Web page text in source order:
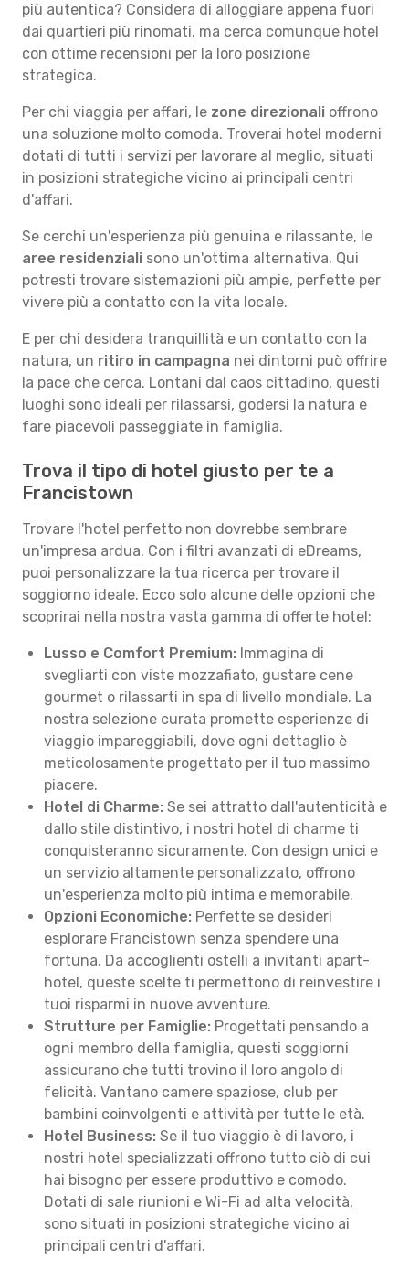
più autentica? Considera di alloggiare appena fuori
dai quartieri più rinomati, ma cerca comunque hotel
con ottime recensioni per la loro posizione
strategica.
Per chi viaggia per affari, le zone direzionali offrono
una soluzione molto comoda. Troverai hotel moderni
dotati di tutti i servizi per lavorare al meglio, situati
in posizioni strategiche vicino ai principali centri
d'affari.
Se cerchi un'esperienza più genuina e rilassante, le
aree residenziali sono un'ottima alternativa. Qui
potresti trovare sistemazioni più ampie, perfette per
vivere più a contatto con la vita locale.
E per chi desidera tranquillità e un contatto con la
natura, un ritiro in campagna nei dintorni può offrire
la pace che cerca. Lontani dal caos cittadino, questi
luoghi sono ideali per rilassarsi, godersi la natura e
fare piacevoli passeggiate in famiglia.
Trova il tipo di hotel giusto per te a
Francistown
Trovare l'hotel perfetto non dovrebbe sembrare
un'impresa ardua. Con i filtri avanzati di eDreams,
puoi personalizzare la tua ricerca per trovare il
soggiorno ideale. Ecco solo alcune delle opzioni che
scoprirai nella nostra vasta gamma di offerte hotel:
Lusso e Comfort Premium: Immagina di
svegliarti con viste mozzafiato, gustare cene
gourmet o rilassarti in spa di livello mondiale. La
nostra selezione curata promette esperienze di
viaggio impareggiabili, dove ogni dettaglio è
meticolosamente progettato per il tuo massimo
piacere.
Hotel di Charme: Se sei attratto dall'autenticità e
dallo stile distintivo, i nostri hotel di charme ti
conquisteranno sicuramente. Con design unici e
un servizio altamente personalizzato, offrono
un'esperienza molto più intima e memorabile.
Opzioni Economiche: Perfette se desideri
esplorare Francistown senza spendere una
fortuna. Da accoglienti ostelli a invitanti apart-
hotel, queste scelte ti permettono di reinvestire i
tuoi risparmi in nuove avventure.
Strutture per Famiglie: Progettati pensando a
ogni membro della famiglia, questi soggiorni
assicurano che tutti trovino il loro angolo di
felicità. Vantano camere spaziose, club per
bambini coinvolgenti e attività per tutte le età.
Hotel Business: Se il tuo viaggio è di lavoro, i
nostri hotel specializzati offrono tutto ciò di cui
hai bisogno per essere produttivo e comodo.
Dotati di sale riunioni e Wi-Fi ad alta velocità,
sono situati in posizioni strategiche vicino ai
principali centri d'affari.